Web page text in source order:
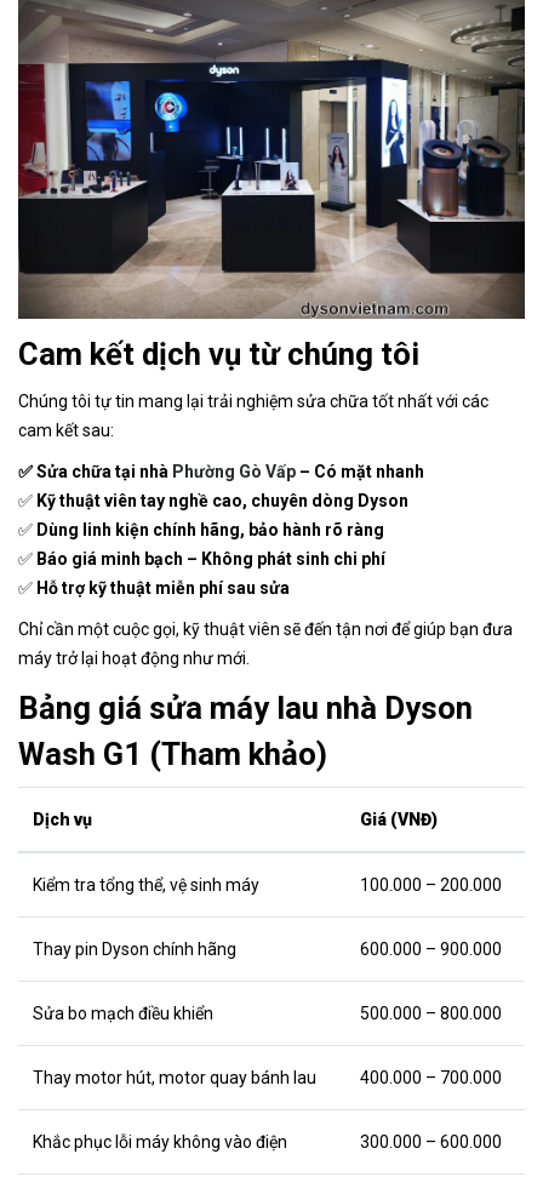
Cam kết dịch vụ từ chúng tôi
Chúng tôi tự tin mang lại trải nghiệm sửa chữa tốt nhất với các
cam kết sau:
✅ Sửa chữa tại nhà Phường Gò Vấp – Có mặt nhanh
✅ Kỹ thuật viên tay nghề cao, chuyên dòng Dyson
✅ Dùng linh kiện chính hãng, bảo hành rõ ràng
✅ Báo giá minh bạch – Không phát sinh chi phí
✅ Hỗ trợ kỹ thuật miễn phí sau sửa
Chỉ cần một cuộc gọi, kỹ thuật viên sẽ đến tận nơi để giúp bạn đưa
máy trở lại hoạt động như mới.
Bảng giá sửa máy lau nhà Dyson
Wash G1 (Tham khảo)
Dịch vụ Giá (VNĐ)
Kiểm tra tổng thể, vệ sinh máy 100.000 – 200.000
Thay pin Dyson chính hãng 600.000 – 900.000
Sửa bo mạch điều khiển 500.000 – 800.000
Thay motor hút, motor quay bánh lau 400.000 – 700.000
Khắc phục lỗi máy không vào điện 300.000 – 600.000